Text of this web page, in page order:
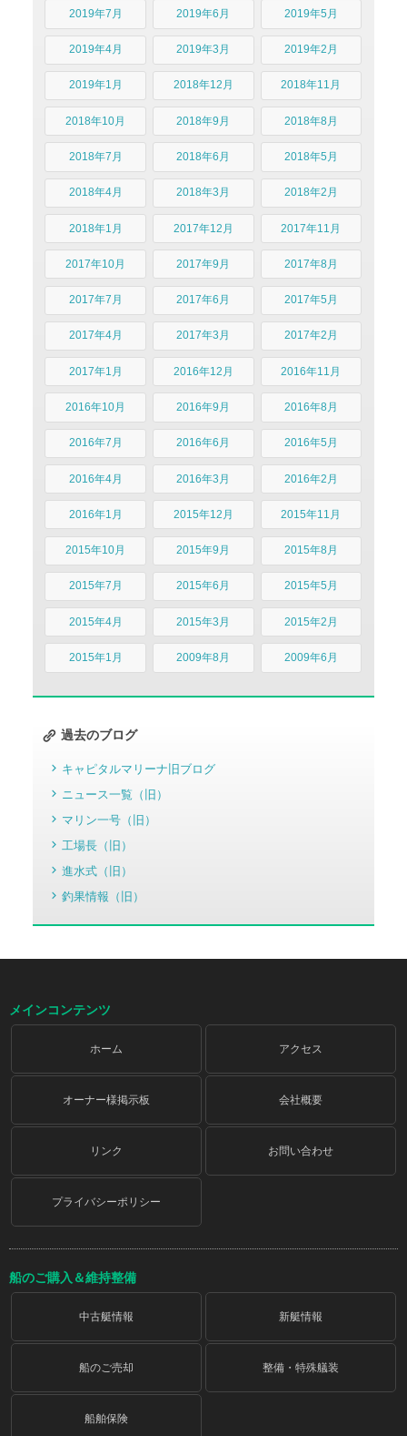
2019年7月 2019年6月 2019年5月
2019年4月 2019年3月 2019年2月
2019年1月 2018年12月 2018年11月
2018年10月 2018年9月 2018年8月
2018年7月 2018年6月 2018年5月
2018年4月 2018年3月 2018年2月
2018年1月 2017年12月 2017年11月
2017年10月 2017年9月 2017年8月
2017年7月 2017年6月 2017年5月
2017年4月 2017年3月 2017年2月
2017年1月 2016年12月 2016年11月
2016年10月 2016年9月 2016年8月
2016年7月 2016年6月 2016年5月
2016年4月 2016年3月 2016年2月
2016年1月 2015年12月 2015年11月
2015年10月 2015年9月 2015年8月
2015年7月 2015年6月 2015年5月
2015年4月 2015年3月 2015年2月
2015年1月 2009年8月 2009年6月
過去のブログ
キャピタルマリーナ旧ブログ
ニュース一覧（旧）
マリン一号（旧）
工場長（旧）
進水式（旧）
釣果情報（旧）
メインコンテンツ
ホーム アクセス
オーナー様掲示板 会社概要
リンク お問い合わせ
プライバシーポリシー
船のご購入＆維持整備
中古艇情報 新艇情報
船のご売却 整備・特殊艤装
船舶保険